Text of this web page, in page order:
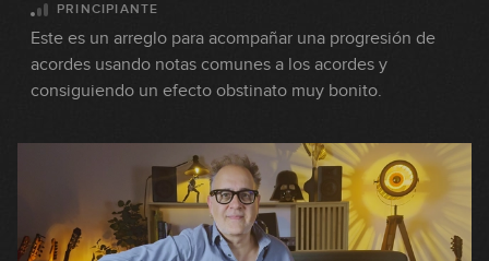
PRINCIPIANTE
Este es un arreglo para acompañar una progresión de
acordes usando notas comunes a los acordes y
consiguiendo un efecto obstinato muy bonito.